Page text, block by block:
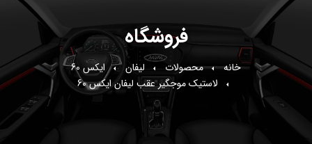
فروشگاه
خانه محصولات لیفان
ایکس 60
لاستیک موجگیر عقب لیفان ایکس 60